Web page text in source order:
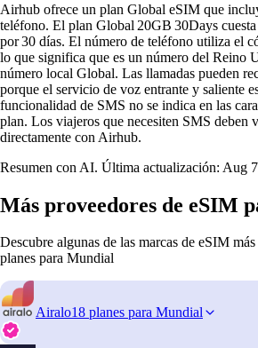
Airhub ofrece un plan Global eSIM que
teléfono. El plan Global 20GB 30Days
por 30 días. El número de teléfono utiliza el
lo que significa que es un número del Reino
número local Global. Las llamadas pueden
porque el servicio de voz entrante y saliente
funcionalidad de SMS no se indica en las
plan. Los viajeros que necesiten SMS deben
directamente con Airhub.
Resumen con AI. Última actualización: Aug
Más proveedores de eSIM
Descubre algunas de las marcas de eSIM
planes para Mundial
Airalo18 planes para Mundial